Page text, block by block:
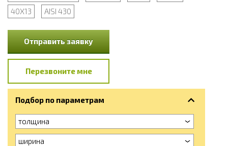
40Х13
AISI 430
Отправить заявку
Перезвоните мне
Подбор по параметрам
толщина
ширина